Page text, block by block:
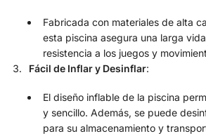
Fabricada con materiales de alta
esta piscina asegura una larga
resistencia a los juegos y
Fácil de Inflar y Desinflar:
El diseño inflable de la piscina
y sencillo. Además, se puede
para su almacenamiento y